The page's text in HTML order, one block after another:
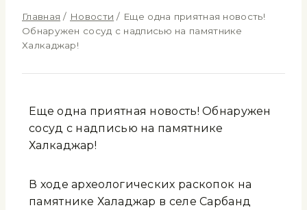
Главная / Новости / Еще одна приятная новость!
Обнаружен сосуд с надписью на памятнике
Халкаджар!
Еще одна приятная новость! Обнаружен
сосуд с надписью на памятнике
Халкаджар!
В ходе археологических раскопок на
памятнике Халқаджар в селе Сарбанд